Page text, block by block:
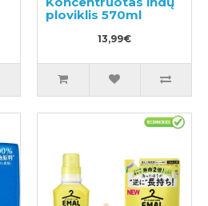
ploviklis 570ml
13,99€